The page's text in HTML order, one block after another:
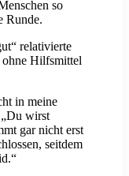
so
Runde.
relativierte
ohne Hilfsmittel
in meine
„Du wirst
gar nicht erst
seitdem